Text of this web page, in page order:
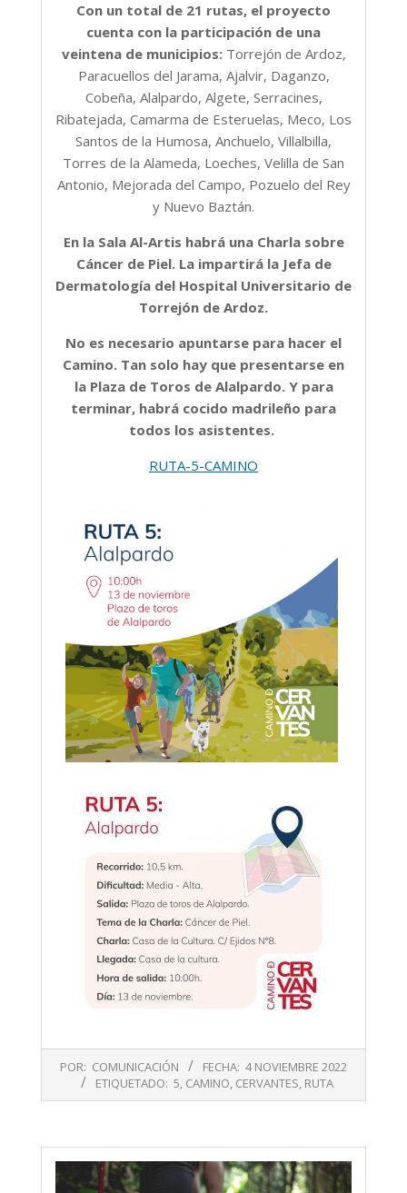
Con un total de 21 rutas, el proyecto
cuenta con la participación de una
veintena de municipios:Torrejón de Ardoz,
Paracuellos del Jarama, Ajalvir, Daganzo,
Cobeña, Alalpardo, Algete, Serracines,
Ribatejada, Camarma de Esteruelas, Meco, Los
Santos de la Humosa, Anchuelo, Villalbilla,
Torres de la Alameda, Loeches, Velilla de San
Antonio, Mejorada del Campo, Pozuelo del Rey
y Nuevo Baztán.
En la Sala Al-Artis habrá una Charla sobre
Cáncer de Piel. La impartirá la Jefa de
Dermatología del Hospital Universitario de
Torrejón de Ardoz.
No es necesario apuntarse para hacer el
Camino. Tan solo hay que presentarse en
la Plaza de Toros de Alalpardo. Y para
terminar, habrá cocido madrileño para
todos los asistentes.
RUTA-5-CAMINO
11-
04
POR: COMUNICACIÓN FECHA: 4 NOVIEMBRE 2022
ETIQUETADO: 5, CAMINO, CERVANTES, RUTA